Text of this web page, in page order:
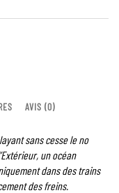
AVIS (0)
sans cesse le no
un océan
dans des trains
des freins.